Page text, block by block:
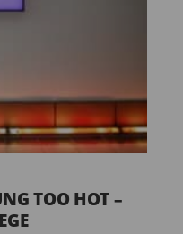
TOO HOT –